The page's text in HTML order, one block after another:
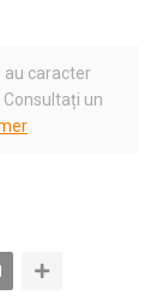
au caracter
un